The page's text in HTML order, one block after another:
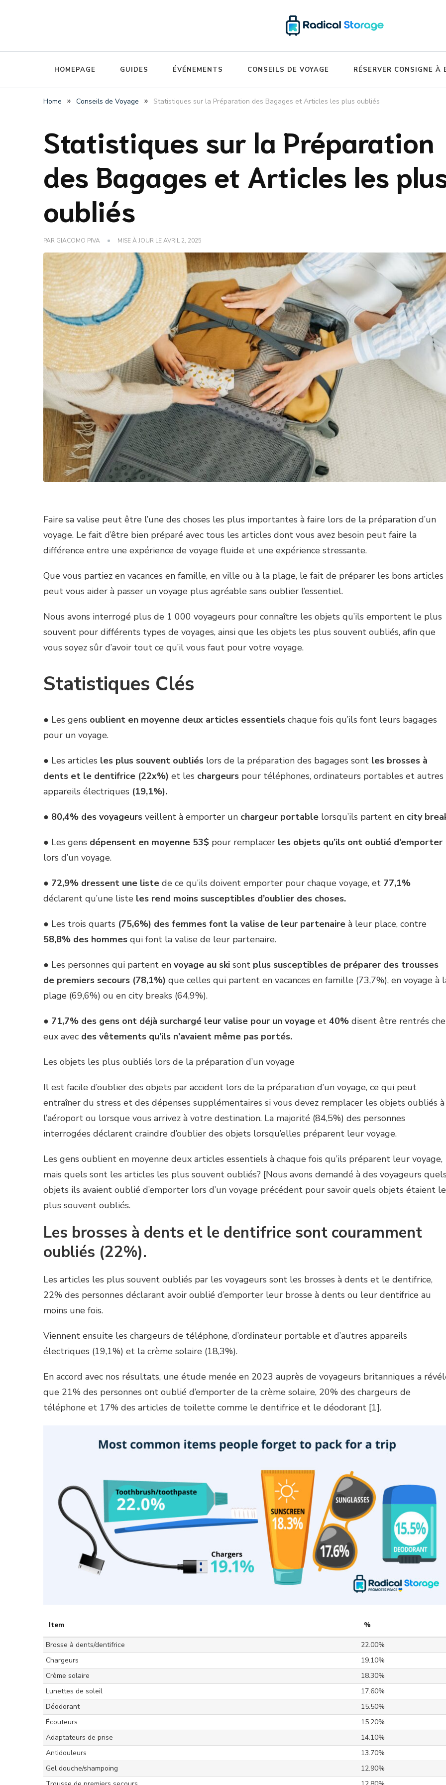
HOMEPAGE GUIDES ÉVÉNEMENTS CONSEILS DE VOYAGE RÉSERVER CONSIGNE À
Home » Conseils de Voyage » Statistiques sur la Préparation des Bagages et Articles les plus oubliés
Statistiques sur la Préparation
des Bagages et Articles les
oubliés
PAR GIACOMO PIVA MISE À JOUR LEAVRIL 2, 2025
Faire sa valise peut être l’une des choses les plus importantes à faire lors de la préparation d’un
voyage. Le fait d’être bien préparé avec tous les articles dont vous avez besoin peut faire la
différence entre une expérience de voyage fluide et une expérience stressante.
Que vous partiez en vacances en famille, en ville ou à la plage, le fait de préparer les bons articles
peut vous aider à passer un voyage plus agréable sans oublier l’essentiel.
Nous avons interrogé plus de 1 000 voyageurs pour connaître les objets qu’ils emportent le plus
souvent pour différents types de voyages, ainsi que les objets les plus souvent oubliés, afin que
vous soyez sûr d’avoir tout ce qu’il vous faut pour votre voyage.
Statistiques Clés
● Les gens oublient en moyenne deux articles essentiels chaque fois qu’ils font leurs bagages
pour un voyage.
● Les articles les plus souvent oubliés lors de la préparation des bagages sont les brosses à
dents et le dentifrice (22x%) et les chargeurs pour téléphones, ordinateurs portables et autres
appareils électriques (19,1%).
● 80,4% des voyageurs veillent à emporter un chargeur portable lorsqu’ils partent en city
● Les gens dépensent en moyenne 53$ pour remplacer les objets qu’ils ont oublié d’emporter
lors d’un voyage.
● 72,9% dressent une liste de ce qu’ils doivent emporter pour chaque voyage, et 77,1%
déclarent qu’une liste les rend moins susceptibles d’oublier des choses.
● Les trois quarts (75,6%) des femmes font la valise de leur partenaire à leur place, contre
58,8% des hommes qui font la valise de leur partenaire.
● Les personnes qui partent en voyage au ski sont plus susceptibles de préparer des trousses
de premiers secours (78,1%) que celles qui partent en vacances en famille (73,7%), en voyage à
plage (69,6%) ou en city breaks (64,9%).
● 71,7% des gens ont déjà surchargé leur valise pour un voyage et 40% disent être rentrés
eux avec des vêtements qu’ils n’avaient même pas portés.
Les objets les plus oubliés lors de la préparation d’un voyage
Il est facile d’oublier des objets par accident lors de la préparation d’un voyage, ce qui peut
entraîner du stress et des dépenses supplémentaires si vous devez remplacer les objets oubliés à
l’aéroport ou lorsque vous arrivez à votre destination. La majorité (84,5%) des personnes
interrogées déclarent craindre d’oublier des objets lorsqu’elles préparent leur voyage.
Les gens oublient en moyenne deux articles essentiels à chaque fois qu’ils préparent leur voyage,
mais quels sont les articles les plus souvent oubliés? [Nous avons demandé à des voyageurs
objets ils avaient oublié d’emporter lors d’un voyage précédent pour savoir quels objets étaient le
plus souvent oubliés.
Les brosses à dents et le dentifrice sont couramment
oubliés (22%).
Les articles les plus souvent oubliés par les voyageurs sont les brosses à dents et le dentifrice,
22% des personnes déclarant avoir oublié d’emporter leur brosse à dents ou leur dentifrice au
moins une fois.
Viennent ensuite les chargeurs de téléphone, d’ordinateur portable et d’autres appareils
électriques (19,1%) et la crème solaire (18,3%).
En accord avec nos résultats, une étude menée en 2023 auprès de voyageurs britanniques a
que 21% des personnes ont oublié d’emporter de la crème solaire, 20% des chargeurs de
téléphone et 17% des articles de toilette comme le dentifrice et le déodorant [1].
Item %
Brosse à dents/dentifrice
22.00%
Chargeurs
19.10%
Crème solaire
18.30%
Lunettes de soleil
17.60%
Déodorant
15.50%
Écouteurs
15.20%
Adaptateurs de prise
14.10%
Antidouleurs
13.70%
Gel douche/shampoing
12.90%